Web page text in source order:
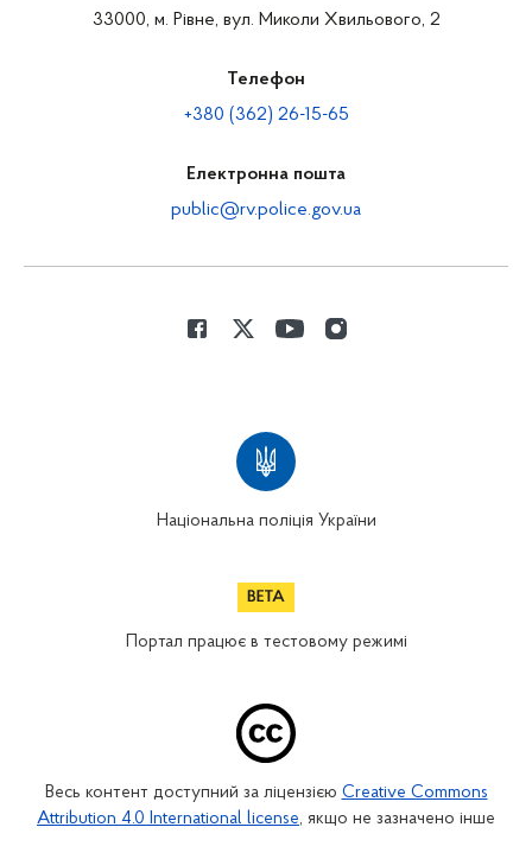
33000, м. Рівне, вул. Миколи Хвильового, 2
Телефон
+380 (362) 26-15-65
Електронна пошта
public@rv.police.gov.ua
Національна поліція України
Портал працює в тестовому режимі
Весь контент доступний за ліцензією Creative Commons
Attribution 4.0 International license, якщо не зазначено інше